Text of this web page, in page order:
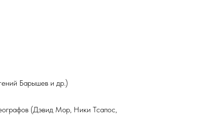
Барышев и др.)
(Дэвид Мор, Ники Тсапос,